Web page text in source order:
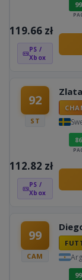
99
119.66 zł
PS /
Xbox
92
ST
86
112.82 zł
PS /
Xbox
99
CAM
99